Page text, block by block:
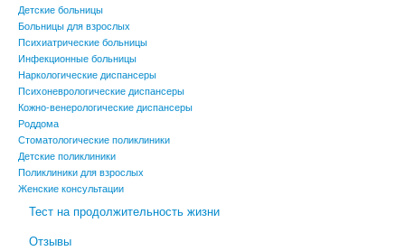
Детские больницы
Больницы для взрослых
Психиатрические больницы
Инфекционные больницы
Наркологические диспансеры
Психоневрологические диспансеры
Кожно-венерологические диспансеры
Роддома
Стоматологические поликлиники
Детские поликлиники
Поликлиники для взрослых
Женские консультации
Тест на продолжительность жизни
Отзывы